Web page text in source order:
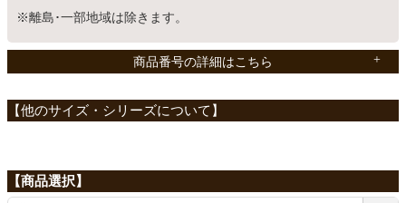
ホームオフィス
寝具
※離島･一部地域は除きます。
商品番号の詳細はこちら